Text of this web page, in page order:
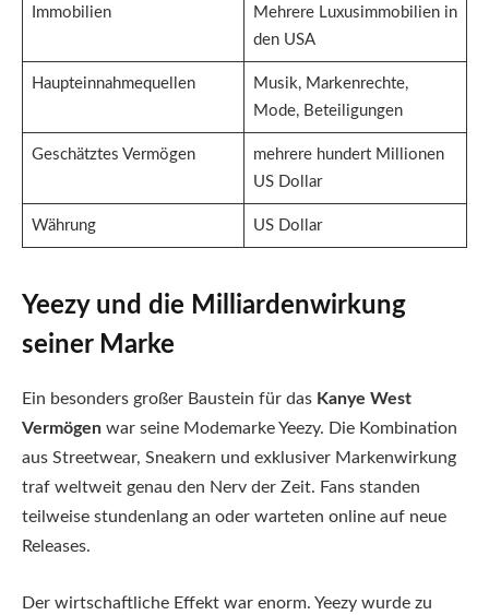
Immobilien
Mehrere Luxusimmobilien in
den USA
Haupteinnahmequellen
Musik, Markenrechte,
Mode, Beteiligungen
Geschätztes Vermögen
mehrere hundert Millionen
US Dollar
Währung US Dollar
Yeezy und die Milliardenwirkung
seiner Marke
Ein besonders großer Baustein für das Kanye West
Vermögen war seine Modemarke Yeezy. Die Kombination
aus Streetwear, Sneakern und exklusiver Markenwirkung
traf weltweit genau den Nerv der Zeit. Fans standen
teilweise stundenlang an oder warteten online auf neue
Releases.
Der wirtschaftliche Effekt war enorm. Yeezy wurde zu